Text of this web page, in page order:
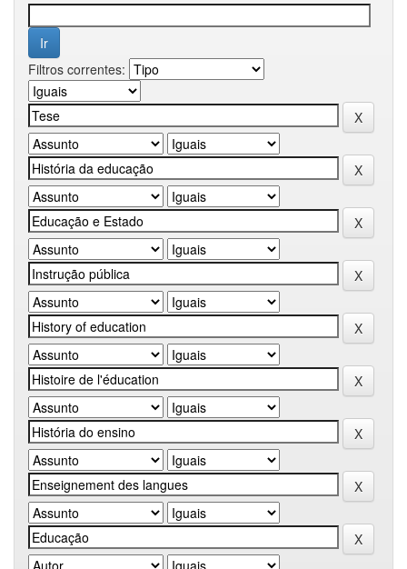
Filtros correntes: